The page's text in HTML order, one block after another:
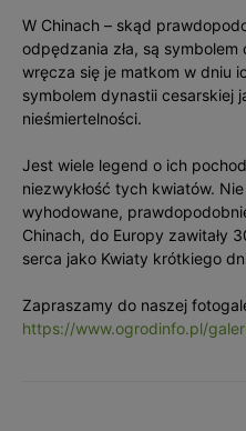
W Chinach – skąd
odpędzania zła, są
wręcza się je matkom w dniu
symbolem dynastii cesarskiej
nieśmiertelności.
Jest wiele legend o ich
niezwykłość tych kwiatów.
wyhodowane,
Chinach, do Europy zawitały
serca jako Kwiaty krótkiego
Zapraszamy do naszej
https://www.ogrodinfo.pl/